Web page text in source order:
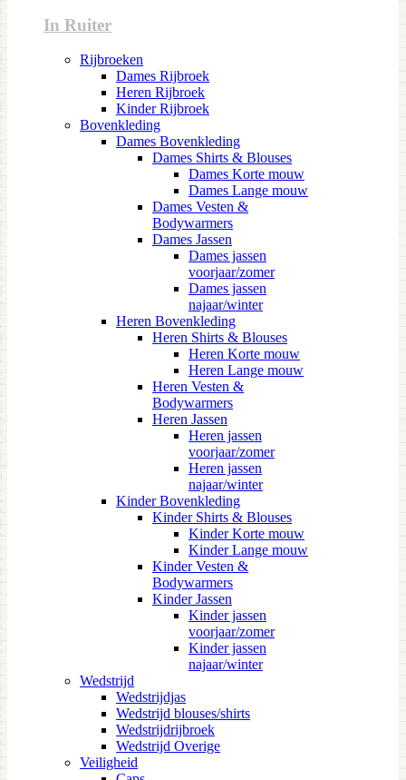
In Ruiter
Rijbroeken
Dames Rijbroek
Heren Rijbroek
Kinder Rijbroek
Bovenkleding
Dames Bovenkleding
Dames Shirts & Blouses
Dames Korte mouw
Dames Lange mouw
Dames Vesten &
Bodywarmers
Dames Jassen
Dames jassen
voorjaar/zomer
Dames jassen
najaar/winter
Heren Bovenkleding
Heren Shirts & Blouses
Heren Korte mouw
Heren Lange mouw
Heren Vesten &
Bodywarmers
Heren Jassen
Heren jassen
voorjaar/zomer
Heren jassen
najaar/winter
Kinder Bovenkleding
Kinder Shirts & Blouses
Kinder Korte mouw
Kinder Lange mouw
Kinder Vesten &
Bodywarmers
Kinder Jassen
Kinder jassen
voorjaar/zomer
Kinder jassen
najaar/winter
Wedstrijd
Wedstrijdjas
Wedstrijd blouses/shirts
Wedstrijdrijbroek
Wedstrijd Overige
Veiligheid